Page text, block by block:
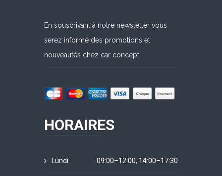
En souscrivant à notre newsletter vous
serez informé des promotions et
nouveautés chez car concept
HORAIRES
Lundi 09:00–12:00, 14:00–17:30